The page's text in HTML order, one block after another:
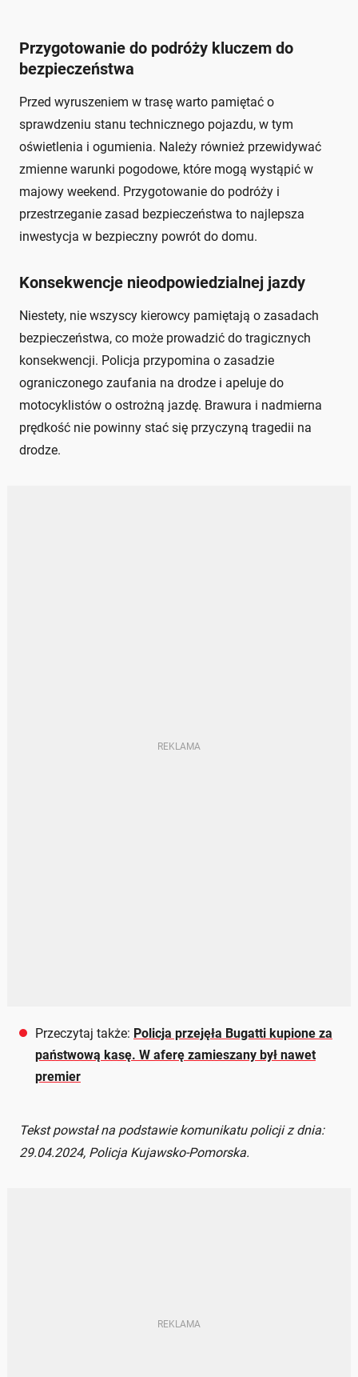
Przygotowanie do podróży kluczem do
bezpieczeństwa
Przed wyruszeniem w trasę warto pamiętać o
sprawdzeniu stanu technicznego pojazdu, w tym
oświetlenia i ogumienia. Należy również przewidywać
zmienne warunki pogodowe, które mogą wystąpić w
majowy weekend. Przygotowanie do podróży i
przestrzeganie zasad bezpieczeństwa to najlepsza
inwestycja w bezpieczny powrót do domu.
Konsekwencje nieodpowiedzialnej jazdy
Niestety, nie wszyscy kierowcy pamiętają o zasadach
bezpieczeństwa, co może prowadzić do tragicznych
konsekwencji. Policja przypomina o zasadzie
ograniczonego zaufania na drodze i apeluje do
motocyklistów o ostrożną jazdę. Brawura i nadmierna
prędkość nie powinny stać się przyczyną tragedii na
drodze.
Przeczytaj także: Policja przejęła Bugatti kupione za
państwową kasę. W aferę zamieszany był nawet
premier
Tekst powstał na podstawie komunikatu policji z dnia:
29.04.2024, Policja Kujawsko-Pomorska.